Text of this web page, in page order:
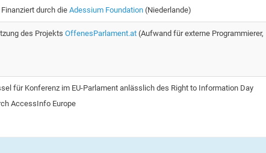
Finanziert durch die Adessium Foundation(Niederlande)
des Projekts OffenesParlament.at(Aufwand für externe Programmierer,
für Konferenz im EU-Parlament anlässlich des Right to Information Day
AccessInfo Europe